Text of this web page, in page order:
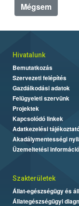
Mégsem
Hivatalunk
Bemutatkozás
Szervezeti felépítés
Gazdálkodási adatok
Felügyeleti szervünk
Projektek
Kapcsolódó linkek
Adatkezelési
Akadálymentességi
Üzemeltetési információ
Szakterületek
Állat-egészségügy és
Állategészségügyi